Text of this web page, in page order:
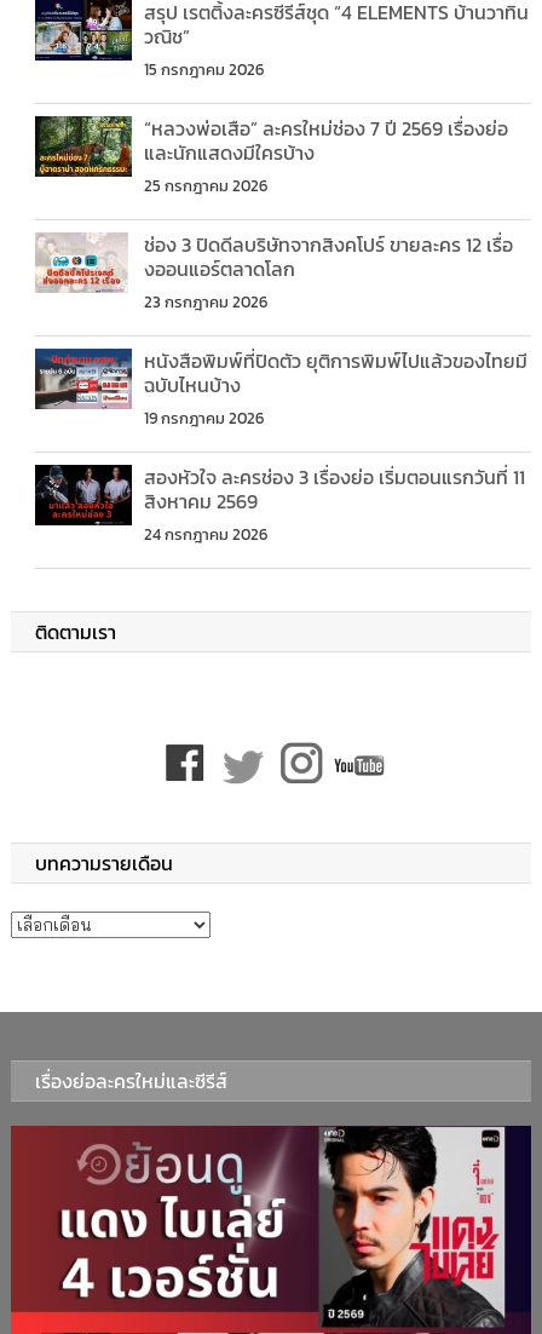
สรุป เรตติ้งละครซีรีส์ชุด “4 ELEMENTS บ้านวาทิน
วณิช”
15 กรกฎาคม 2026
“หลวงพ่อเสือ” ละครใหม่ช่อง 7 ปี 2569 เรื่องย่อ
และนักแสดงมีใครบ้าง
25 กรกฎาคม 2026
ช่อง 3 ปิดดีลบริษัทจากสิงคโปร์ ขายละคร 12 เรื่อ
งออนแอร์ตลาดโลก
23 กรกฎาคม 2026
หนังสือพิมพ์ที่ปิดตัว ยุติการพิมพ์ไปแล้วของไทยมี
ฉบับไหนบ้าง
19 กรกฎาคม 2026
สองหัวใจ ละครช่อง 3 เรื่องย่อ เริ่มตอนแรกวันที่ 11
สิงหาคม 2569
24 กรกฎาคม 2026
ติดตามเรา
บทความรายเดือน
บทความรายเดือน
เรื่องย่อละครใหม่และซีรีส์